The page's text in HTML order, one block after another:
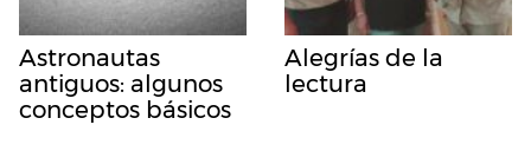
Astronautas
antiguos: algunos
conceptos básicos
Alegrías de la
lectura